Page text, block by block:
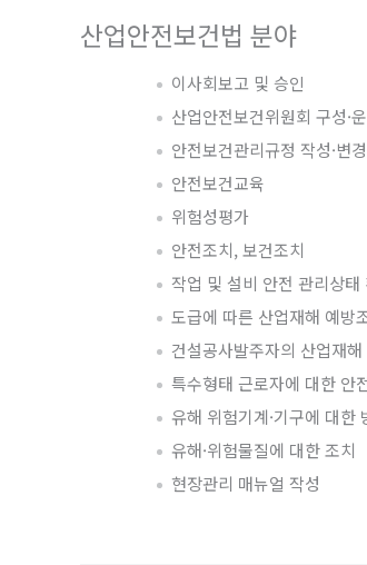
산업안전보건법 분야
이사회보고 및 승인
산업안전보건위원회 구성·
안전보건관리규정 작성·변경
안전보건교육
위험성평가
안전조치, 보건조치
작업 및 설비 안전 관리상태
도급에 따른 산업재해 예방
건설공사발주자의 산업재
특수형태 근로자에 대한 안
유해 위험기계·기구에 대한
유해·위험물질에 대한 조치
현장관리 매뉴얼 작성